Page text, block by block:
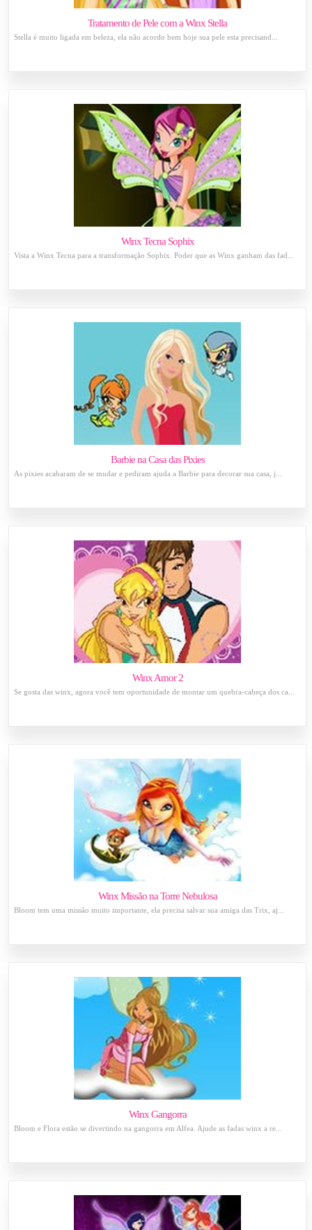
Tratamento de Pele com a Winx Stella
Stella é muito ligada em beleza, ela não acordo bem hoje sua pele esta precisand...
Winx Tecna Sophix
Vista a Winx Tecna para a transformação Sophix. Poder que as Winx ganham das fad...
Barbie na Casa das Pixies
As pixies acabaram de se mudar e pediram ajuda a Barbie para decorar sua casa, j...
Winx Amor 2
Se gosta das winx, agora você tem oportunidade de montar um quebra-cabeça dos ca...
Winx Missão na Torre Nebulosa
Bloom tem uma missão muito importante, ela precisa salvar sua amiga das Trix, aj...
Winx Gangorra
Bloom e Flora estão se divertindo na gangorra em Alfea. Ajude as fadas winx a re...